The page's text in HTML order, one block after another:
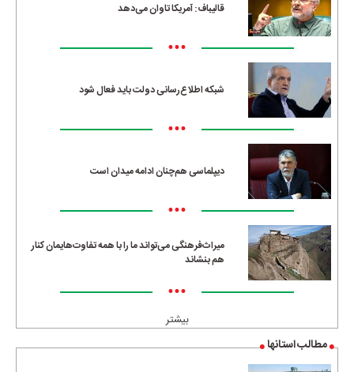
قالیباف: آمریکا تاوان می‌دهد
•••
شبکه اطلاع‌رسانی دولت باید فعال شود
•••
دیپلماسی هم‌چنان ادامه میدان است
•••
میراث‌فرهنگی می‌تواند ما را با همه تفاوت‌هایمان کنار
هم بنشاند
•••
بیشتر
مطالب استانها